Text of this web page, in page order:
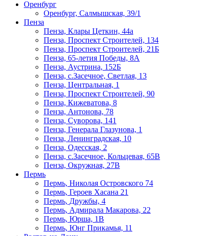
Оренбург
Оренбург, Салмышская, 39/1
Пенза
Пенза, Клары Цеткин, 44а
Пенза, Проспект Строителей, 134
Пенза, Проспект Строителей, 21Б
Пенза, 65-летия Победы, 8А
Пенза, Аустрина, 152Б
Пенза, с.Засечное, Светлая, 13
Пенза, Центральная, 1
Пенза, Проспект Строителей, 90
Пенза, Кижеватова, 8
Пенза, Антонова, 78
Пенза, Суворова, 141
Пенза, Генерала Глазунова, 1
Пенза, Ленинградская, 10
Пенза, Одесская, 2
Пенза, с.Засечное, Кольцевая, 65В
Пенза, Окружная, 27В
Пермь
Пермь, Николая Островского 74
Пермь, Героев Хасана 21
Пермь, Дружбы, 4
Пермь, Адмирала Макарова, 22
Пермь, Юрша, 1В
Пермь, Юнг Прикамья, 11